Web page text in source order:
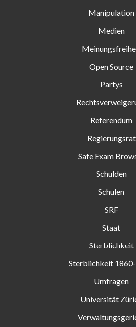
Manipulation
Medien
Open Source
Partys
Referendum
Regierungsrat
Safe Exam
Schulden
Schulen
SRF
Staat
Sterblichkeit
Sterblichkeit
Umfragen
Universität